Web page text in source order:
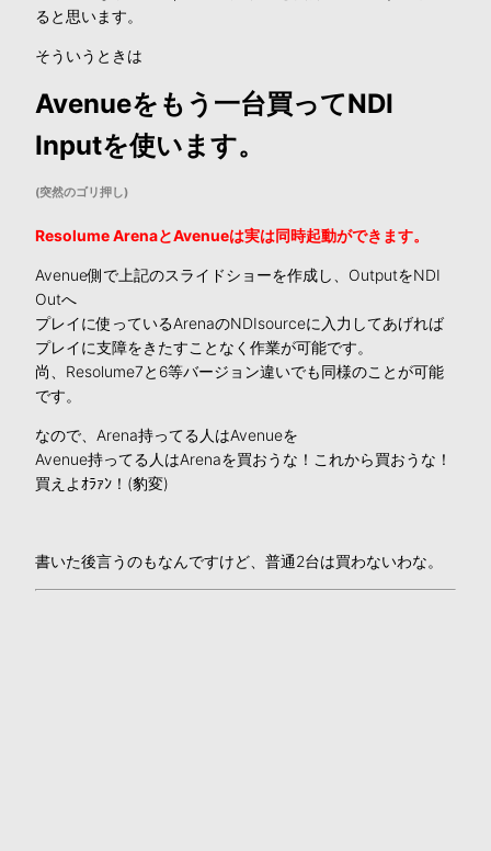
ると思います。
そういうときは
Avenueをもう一台買ってNDI
Inputを使います。
(突然のゴリ押し)
Resolume ArenaとAvenueは実は同時起動ができます。
Avenue側で上記のスライドショーを作成し、OutputをNDI
Outへ
プレイに使っているArenaのNDIsourceに入力してあげれば
プレイに支障をきたすことなく作業が可能です。
尚、Resolume7と6等バージョン違いでも同様のことが可能
です。
なので、Arena持ってる人はAvenueを
Avenue持ってる人はArenaを買おうな！これから買おうな！
買えよｵﾗｧﾝ！(豹変)
書いた後言うのもなんですけど、普通2台は買わないわな。